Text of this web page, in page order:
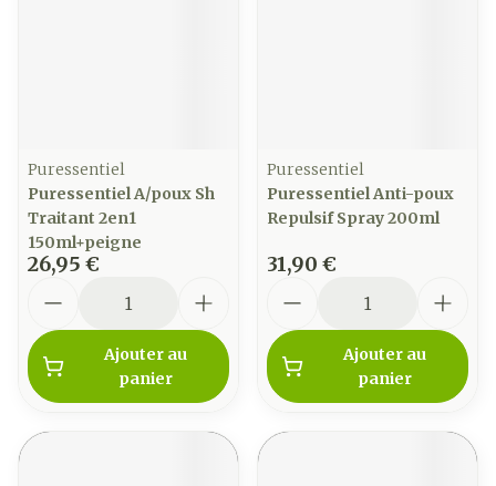
Puressentiel
Puressentiel A/poux Sh
Traitant 2en1
150ml+peigne
26,95 €
Ajouter au
panier
Puressentiel
Puressentiel Anti-poux
Repulsif Spray 200ml
31,90 €
Ajouter au
panier